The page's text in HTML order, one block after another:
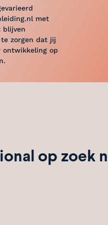
met
blijven
zorgen dat jij
ontwikkeling op
op